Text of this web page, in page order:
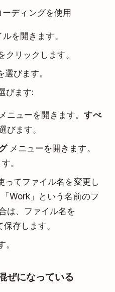
ディングを使用
を開きます。
クリックします。
選びます。
びます:
ニューを開きます。すべ
びます。
メニューを開きます。
。
ってファイル名を変更し
Work」という名前のフ
は、ファイル名を
保存します。
ぜになっている